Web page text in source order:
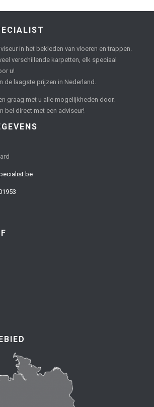
in het bekleden van vloeren en trappen.
verschillende karpetten, elk speciaal
u!
de laagste prijzen in Nederland.
graag met u alle mogelijkheden door.
bel direct met een adviseur!